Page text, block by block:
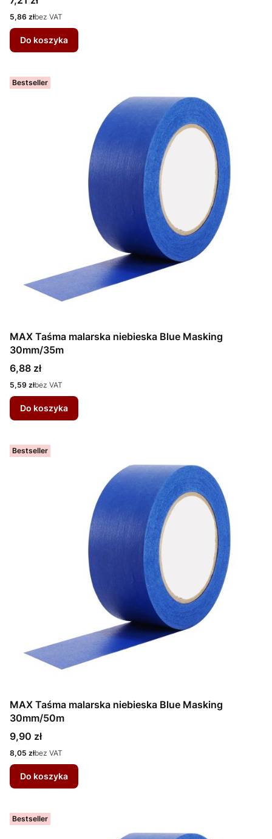
Cena
5,86 złbez VAT
Do koszyka
Bestseller
MAX Taśma malarska niebieska Blue Masking
30mm/35m
Cena
6,88 zł
Cena
5,59 złbez VAT
Do koszyka
Bestseller
MAX Taśma malarska niebieska Blue Masking
30mm/50m
Cena
9,90 zł
Cena
8,05 złbez VAT
Do koszyka
Bestseller